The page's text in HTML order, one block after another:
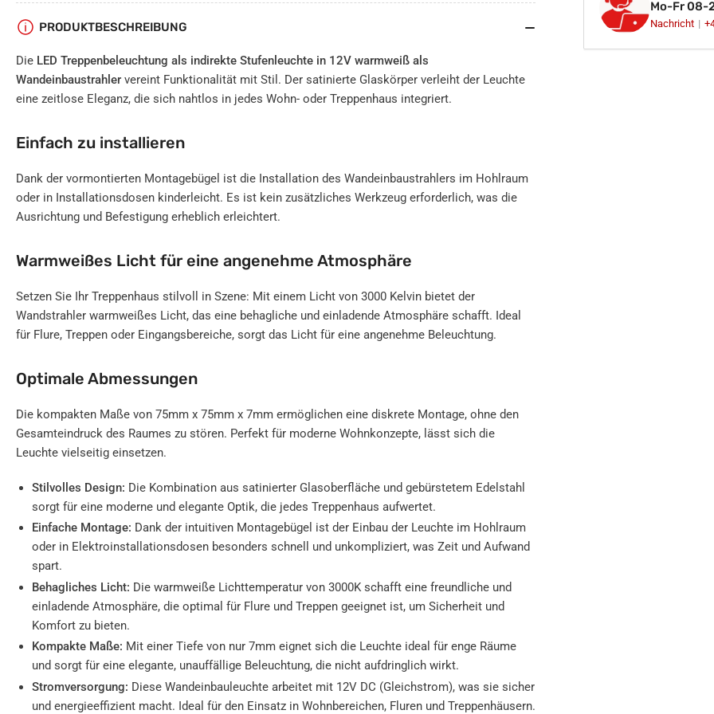
eckig
Stufenleuchte
Mo-Fr 08-
Nachricht
PRODUKTBESCHREIBUNG
Die LED Treppenbeleuchtung als indirekte Stufenleuchte in 12V warmweiß als
Wandeinbaustrahler vereint Funktionalität mit Stil. Der satinierte Glaskörper verleiht der Leuchte
eine zeitlose Eleganz, die sich nahtlos in jedes Wohn- oder Treppenhaus integriert.
Einfach zu installieren
Dank der vormontierten Montagebügel ist die Installation des Wandeinbaustrahlers im Hohlraum
oder in Installationsdosen kinderleicht. Es ist kein zusätzliches Werkzeug erforderlich, was die
Ausrichtung und Befestigung erheblich erleichtert.
Warmweißes Licht für eine angenehme Atmosphäre
Setzen Sie Ihr Treppenhaus stilvoll in Szene: Mit einem Licht von 3000 Kelvin bietet der
Wandstrahler warmweißes Licht, das eine behagliche und einladende Atmosphäre schafft. Ideal
für Flure, Treppen oder Eingangsbereiche, sorgt das Licht für eine angenehme Beleuchtung.
Optimale Abmessungen
Die kompakten Maße von 75mm x 75mm x 7mm ermöglichen eine diskrete Montage, ohne den
Gesamteindruck des Raumes zu stören. Perfekt für moderne Wohnkonzepte, lässt sich die
Leuchte vielseitig einsetzen.
Stilvolles Design: Die Kombination aus satinierter Glasoberfläche und gebürstetem Edelstahl
sorgt für eine moderne und elegante Optik, die jedes Treppenhaus aufwertet.
Einfache Montage: Dank der intuitiven Montagebügel ist der Einbau der Leuchte im Hohlraum
oder in Elektroinstallationsdosen besonders schnell und unkompliziert, was Zeit und Aufwand
spart.
Behagliches Licht: Die warmweiße Lichttemperatur von 3000K schafft eine freundliche und
einladende Atmosphäre, die optimal für Flure und Treppen geeignet ist, um Sicherheit und
Komfort zu bieten.
Kompakte Maße: Mit einer Tiefe von nur 7mm eignet sich die Leuchte ideal für enge Räume
und sorgt für eine elegante, unauffällige Beleuchtung, die nicht aufdringlich wirkt.
Stromversorgung: Diese Wandeinbauleuchte arbeitet mit 12V DC (Gleichstrom), was sie sicher
und energieeffizient macht. Ideal für den Einsatz in Wohnbereichen, Fluren und Treppenhäusern.